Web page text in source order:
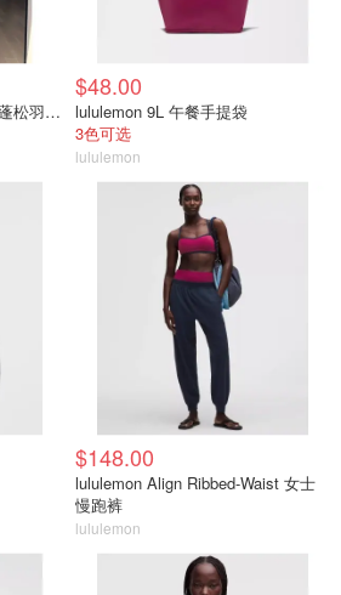
lululemon Wunder Puff 600蓬松羽绒夹克
$48.00
lululemon 9L 午餐手提袋
3色可选
lululemon
$148.00
lululemon Align Ribbed-Waist 女士
慢跑裤
lululemon